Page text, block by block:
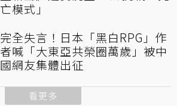
亡模式」
完全失言！日本「黑白RPG」作
者喊「大東亞共榮圈萬歲」被中
國網友集體出征
看更多